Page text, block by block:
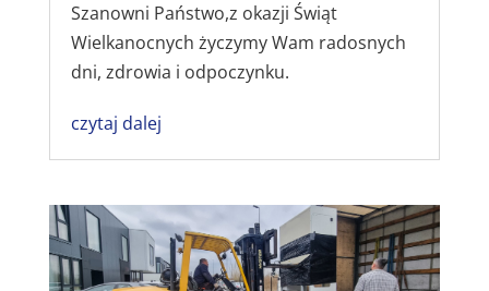
Szanowni Państwo,z okazji Świąt
Wielkanocnych życzymy Wam radosnych
dni, zdrowia i odpoczynku.
czytaj dalej